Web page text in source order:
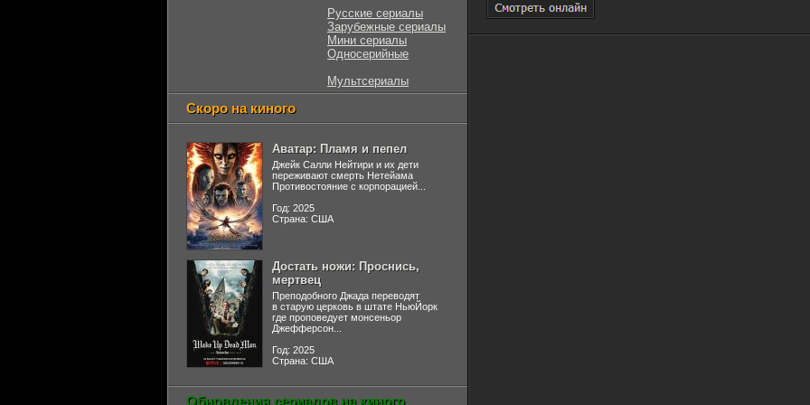
Русские сериалы
Зарубежные сериалы
Мини сериалы
Односерийные
Мультсериалы
Скоро на киного
Аватар: Пламя и пепел
Джейк Салли Нейтири и их дети
переживают смерть Нетейама
Противостояние с корпорацией...
Год: 2025
Страна: США
Достать ножи: Проснись,
мертвец
Преподобного Джада переводят
в старую церковь в штате НьюЙорк
где проповедует монсеньор
Джефферсон...
Год: 2025
Страна: США
Обновления сериалов на киного